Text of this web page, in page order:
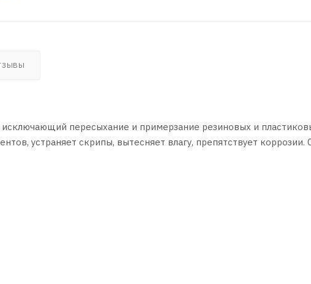
пересыхание и примерзание резиновых и
устраняет скрипы, вытесняет влагу, препятствует коррозии.